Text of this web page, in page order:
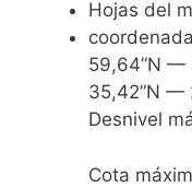
Hojas del
59,64”N —
35,42”N —
Desnivel
Cota